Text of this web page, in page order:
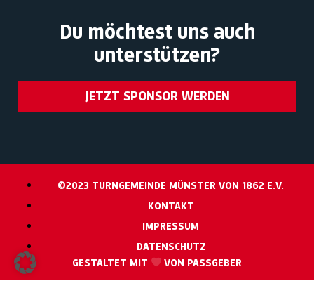
Du möchtest uns auch
unterstützen?
JETZT SPONSOR WERDEN
©2023 TURNGEMEINDE MÜNSTER VON 1862 E.V.
KONTAKT
IMPRESSUM
DATENSCHUTZ
GESTALTET MIT
VON PASSGEBER